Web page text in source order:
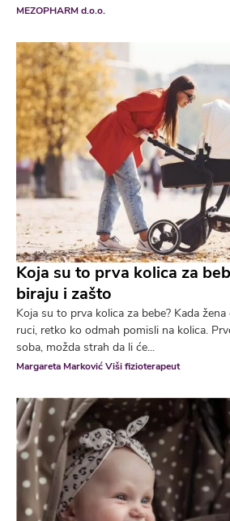
MEZOPHARM d.o.o.
Koja su to prva kolica za
biraju i zašto
Koja su to prva kolica za bebe? Kada
ruci, retko ko odmah pomisli na kolica.
soba, možda strah da li će...
Margareta Marković Viši fizioterapeut